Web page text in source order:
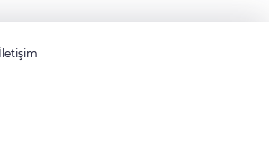
İletişim